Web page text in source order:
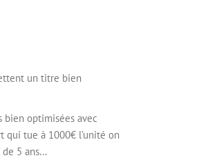
un titre bien
bien optimisées avec
qui tue à 1000€ l’unité on
de 5 ans…